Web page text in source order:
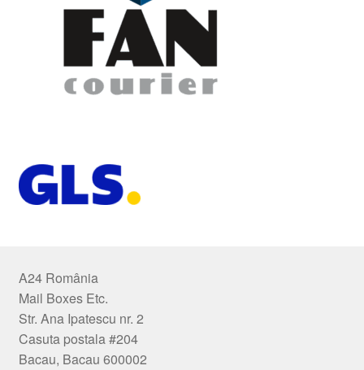
A24 România
Mail Boxes Etc.
Str. Ana Ipatescu nr. 2
Casuta postala #204
Bacau, Bacau 600002